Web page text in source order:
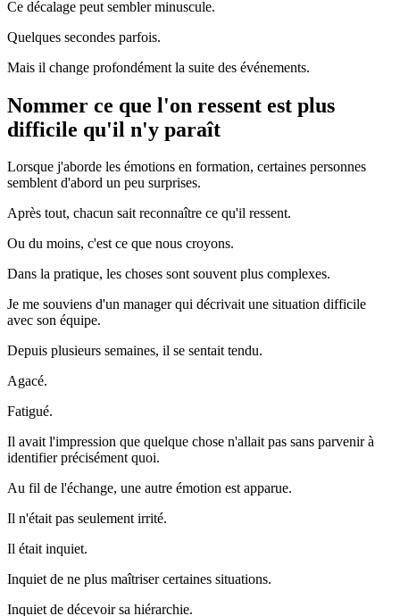
Ce décalage peut sembler minuscule.
Quelques secondes parfois.
Mais il change profondément la suite des événements.
Nommer ce que l'on ressent est plus
difficile qu'il n'y paraît
Lorsque j'aborde les émotions en formation, certaines personnes
semblent d'abord un peu surprises.
Après tout, chacun sait reconnaître ce qu'il ressent.
Ou du moins, c'est ce que nous croyons.
Dans la pratique, les choses sont souvent plus complexes.
Je me souviens d'un manager qui décrivait une situation difficile
avec son équipe.
Depuis plusieurs semaines, il se sentait tendu.
Agacé.
Fatigué.
Il avait l'impression que quelque chose n'allait pas sans parvenir à
identifier précisément quoi.
Au fil de l'échange, une autre émotion est apparue.
Il n'était pas seulement irrité.
Il était inquiet.
Inquiet de ne plus maîtriser certaines situations.
Inquiet de décevoir sa hiérarchie.